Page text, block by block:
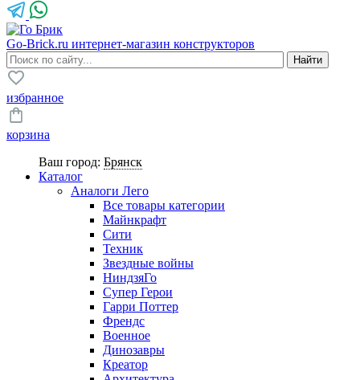
Go-Brick.ru интернет-магазин конструкторов
избранное
корзина
Ваш город: Брянск
Каталог
Аналоги Лего
Все товары категории
Майнкрафт
Сити
Техник
Звездные войны
НиндзяГо
Супер Герои
Гарри Поттер
Френдс
Военное
Динозавры
Креатор